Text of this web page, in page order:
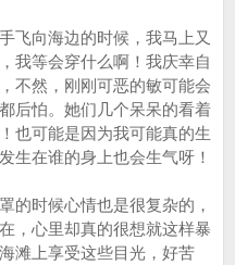
向海边的时候，我马上又
我等会穿什么啊！我庆幸自
不然，刚刚可恶的敏可能会
后怕。她们几个呆呆的看着
也可能是因为我可能真的生
生在谁的身上也会生气呀！
时候心情也是很复杂的，
，心里却真的很想就这样暴
滩上享受这些目光，好苦